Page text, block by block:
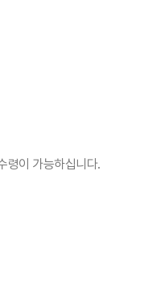
령이 가능하십니다.